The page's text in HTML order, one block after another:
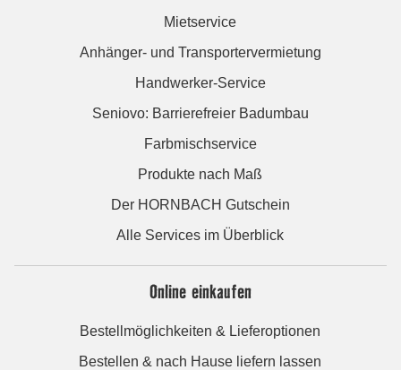
Mietservice
Anhänger- und Transportervermietung
Handwerker-Service
Seniovo: Barrierefreier Badumbau
Farbmischservice
Produkte nach Maß
Der HORNBACH Gutschein
Alle Services im Überblick
Online einkaufen
Bestellmöglichkeiten & Lieferoptionen
Bestellen & nach Hause liefern lassen